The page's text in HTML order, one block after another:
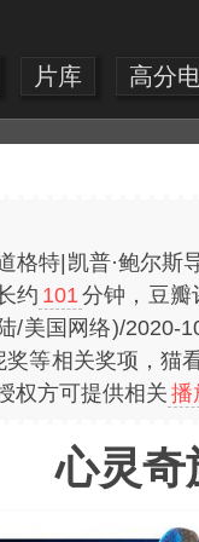
片库 高分
格特|凯普·鲍尔
约 101 分钟，豆瓣
美国网络)/2020-
等相关奖项，猫
权方可提供相关播
心灵